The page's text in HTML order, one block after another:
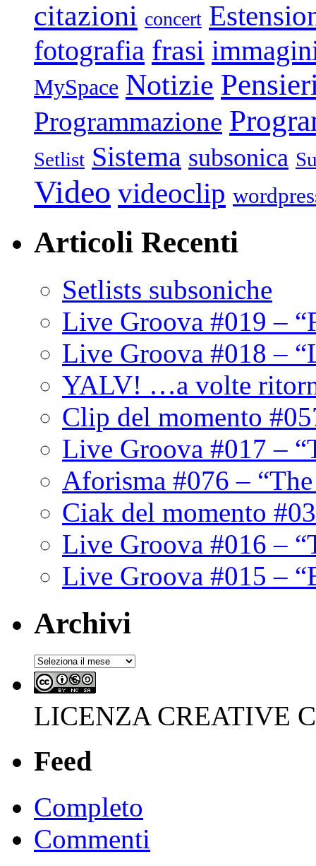
citazioni concert
fotografia frasi
MySpace Notizie
Programmazione
Setlist Sistema subsonica
Video videoclip
Articoli Recenti
Setlists subsoniche
Live Groova #019 –
Live Groova #018 –
YALV! …a volte
Clip del momento
Live Groova #017 –
Aforisma #076 –
Ciak del momento
Live Groova #016 –
Live Groova #015 –
Archivi
Archivi
LICENZA CREATIVE
Feed
Completo
Commenti